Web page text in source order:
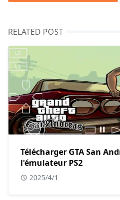
RELATED POST
Télécharger GTA San
l'émulateur PS2
2025/4/1